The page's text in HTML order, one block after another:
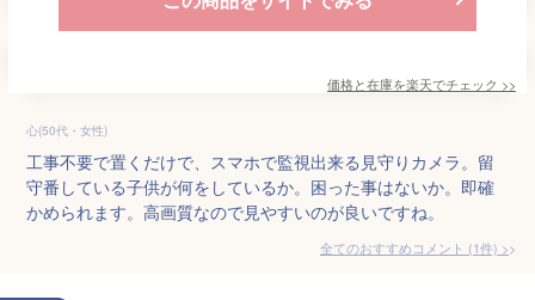
価格と在庫を楽天でチェック >>
心(50代・女性)
工事不要で置くだけで、スマホで監視出来る見守りカメラ。留
守番している子供が何をしているか。困った事はないか。即確
かめられます。高画質なので見やすいのが良いですね。
全てのおすすめコメント (1件) >